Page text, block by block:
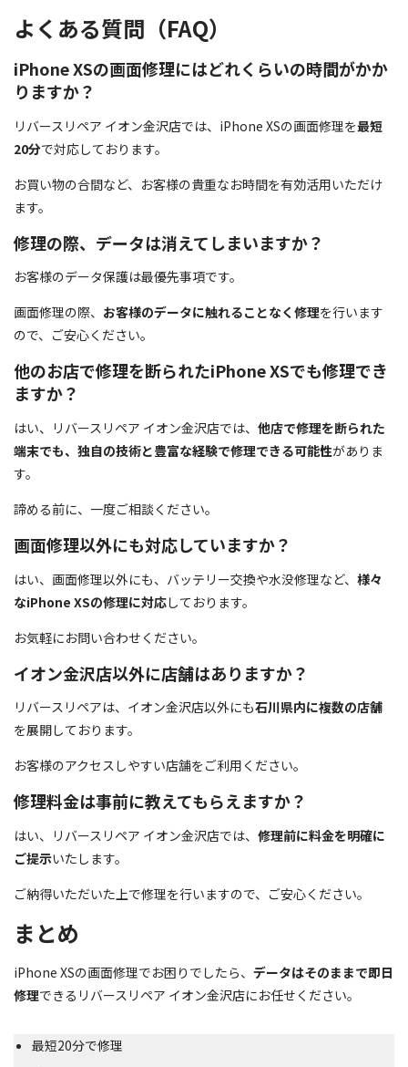
よくある質問（FAQ）
iPhone XSの画面修理にはどれくらいの時間がかか
りますか？
リバースリペア イオン金沢店では、iPhone XSの画面修理を最短
20分で対応しております。
お買い物の合間など、お客様の貴重なお時間を有効活用いただけ
ます。
修理の際、データは消えてしまいますか？
お客様のデータ保護は最優先事項です。
画面修理の際、 お客様のデータに触れることなく修理を行います
ので、ご安心ください。
他のお店で修理を断られたiPhone XSでも修理でき
ますか？
はい、リバースリペア イオン金沢店では、 他店で修理を断られた
端末でも、独自の技術と豊富な経験で修理できる可能性がありま
す。
諦める前に、一度ご相談ください。
画面修理以外にも対応していますか？
はい、画面修理以外にも、バッテリー交換や水没修理など、 様々
なiPhone XSの修理に対応しております。
お気軽にお問い合わせください。
イオン金沢店以外に店舗はありますか？
リバースリペアは、イオン金沢店以外にも石川県内に複数の店舗
を展開しております。
お客様のアクセスしやすい店舗をご利用ください。
修理料金は事前に教えてもらえますか？
はい、リバースリペア イオン金沢店では、 修理前に料金を明確に
ご提示いたします。
ご納得いただいた上で修理を行いますので、ご安心ください。
まとめ
iPhone XSの画面修理でお困りでしたら、 データはそのままで即日
修理できるリバースリペア イオン金沢店にお任せください。
最短20分で修理